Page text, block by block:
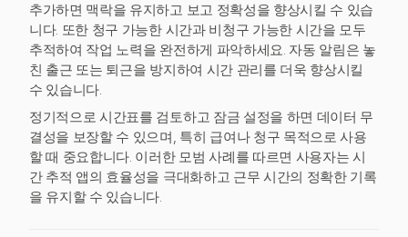
추가하면 맥락을 유지하고 보고 정확성을 향상시킬 수 있습
니다. 또한 청구 가능한 시간과 비청구 가능한 시간을 모두
추적하여 작업 노력을 완전하게 파악하세요. 자동 알림은 놓
친 출근 또는 퇴근을 방지하여 시간 관리를 더욱 향상시킬
수 있습니다.
정기적으로 시간표를 검토하고 잠금 설정을 하면 데이터 무
결성을 보장할 수 있으며, 특히 급여나 청구 목적으로 사용
할 때 중요합니다. 이러한 모범 사례를 따르면 사용자는 시
간 추적 앱의 효율성을 극대화하고 근무 시간의 정확한 기록
을 유지할 수 있습니다.